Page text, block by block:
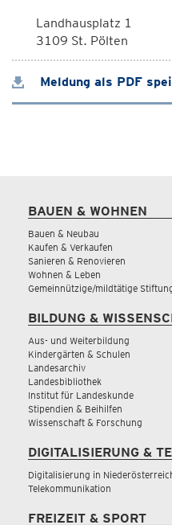
Landhausplatz 1
3109 St. Pölten
Meldung als PDF
BAUEN & WOHNEN
Bauen & Neubau
Kaufen & Verkaufen
Sanieren & Renovieren
Wohnen & Leben
Gemeinnützige/mildtätige
BILDUNG &
Aus- und Weiterbildung
Kindergärten & Schulen
Landesarchiv
Landesbibliothek
Institut für Landeskunde
Stipendien & Beihilfen
Wissenschaft & Forschung
DIGITALISIERUNG &
Digitalisierung in
Telekommunikation
FREIZEIT & SPORT